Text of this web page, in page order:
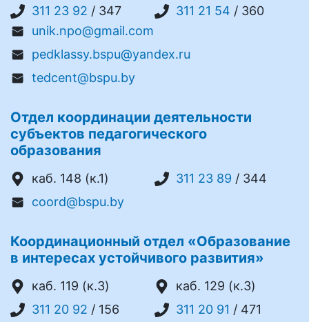
311 23 92 / 347 311 21 54 / 360
unik.npo@gmail.com
pedklassy.bspu@yandex.ru
tedcent@bspu.by
Отдел координации деятельности
субъектов педагогического
образования
каб. 148 (к.1) 311 23 89 / 344
coord@bspu.by
Координационный отдел «Образование
в интересах устойчивого развития»
каб. 119 (к.3)
каб. 129 (к.3)
311 20 92 / 156 311 20 91 / 471